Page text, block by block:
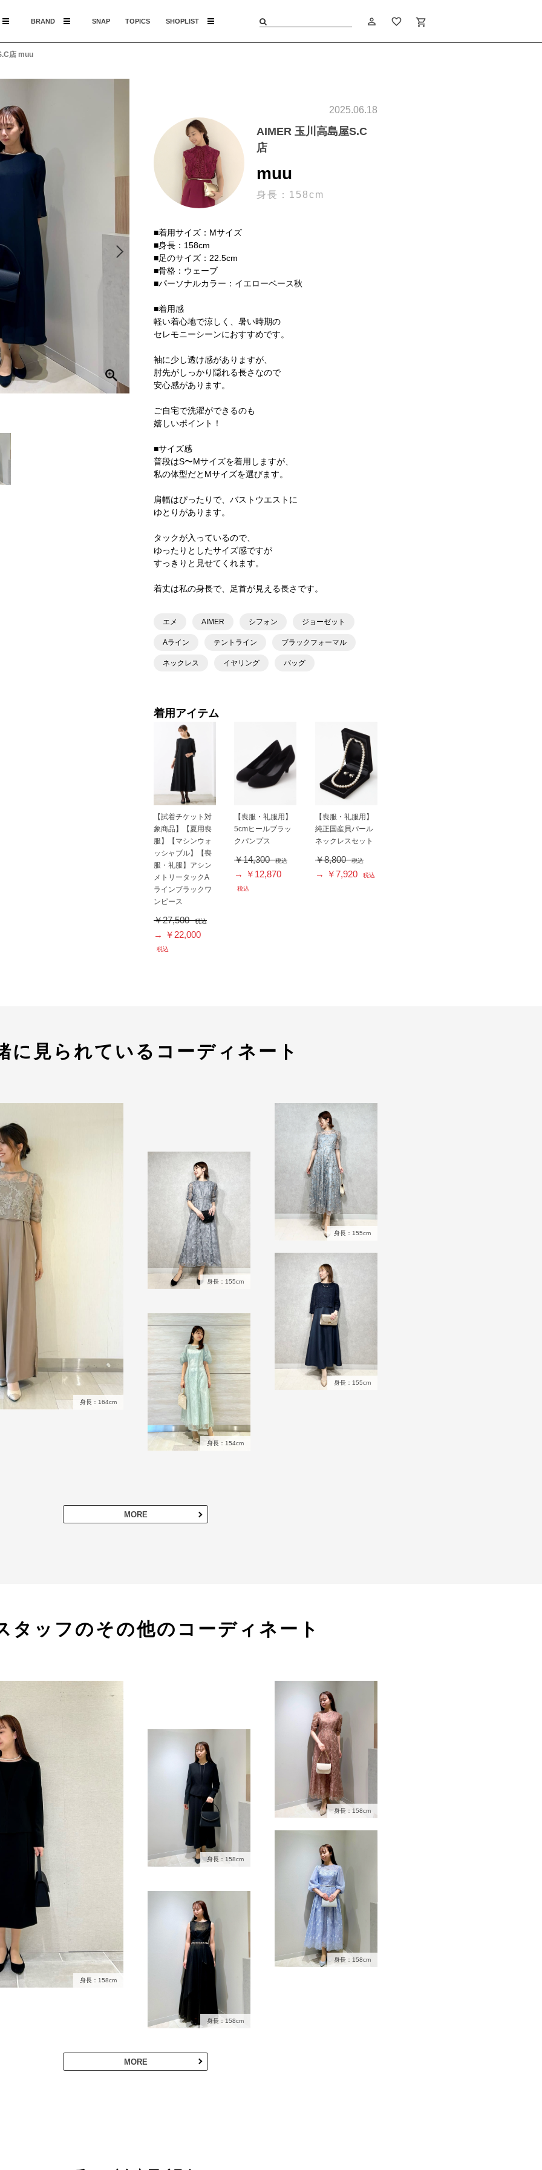
BRAND SNAP TOPICS SHOPLIST person_outline favorite_border shopping_cart
店 muu
2025.06.18
AIMER 玉川高島屋S.C
店
muu
身長：158cm
■着用サイズ：Mサイズ
■身長：158cm
■足のサイズ：22.5cm
■骨格：ウェーブ
■パーソナルカラー：イエローベース秋
■着用感
軽い着心地で涼しく、暑い時期の
セレモニーシーンにおすすめです。
袖に少し透け感がありますが、
肘先がしっかり隠れる長さなので
安心感があります。
ご自宅で洗濯ができるのも
嬉しいポイント！
■サイズ感
普段はS〜Mサイズを着用しますが、
私の体型だとMサイズを選びます。
肩幅はぴったりで、バストウエストに
ゆとりがあります。
タックが入っているので、
ゆったりとしたサイズ感ですが
すっきりと見せてくれます。
着丈は私の身長で、足首が見える長さです。
エメ AIMER シフォン ジョーゼット
Aライン テントライン ブラックフォーマル
ネックレス イヤリング バッグ
着用アイテム
【試着チケット対
象商品】【夏用喪
服】【マシンウォ
ッシャブル】【喪
服・礼服】アシン
メトリータックA
ラインブラックワ
ンピース
￥27,500 税込
→ ￥22,000
税込
【喪服・礼服用】
5cmヒールブラッ
クパンプス
￥14,300 税込
→ ￥12,870
税込
【喪服・礼服用】
純正国産貝パール
ネックレスセット
￥8,800 税込
→ ￥7,920 税込
に見られているコーディネート
身長：164cm
身長：155cm
身長：155cm
身長：154cm
身長：155cm
MORE
タッフのその他のコーディネート
身長：158cm
身長：158cm
身長：158cm
身長：158cm
身長：158cm
MORE